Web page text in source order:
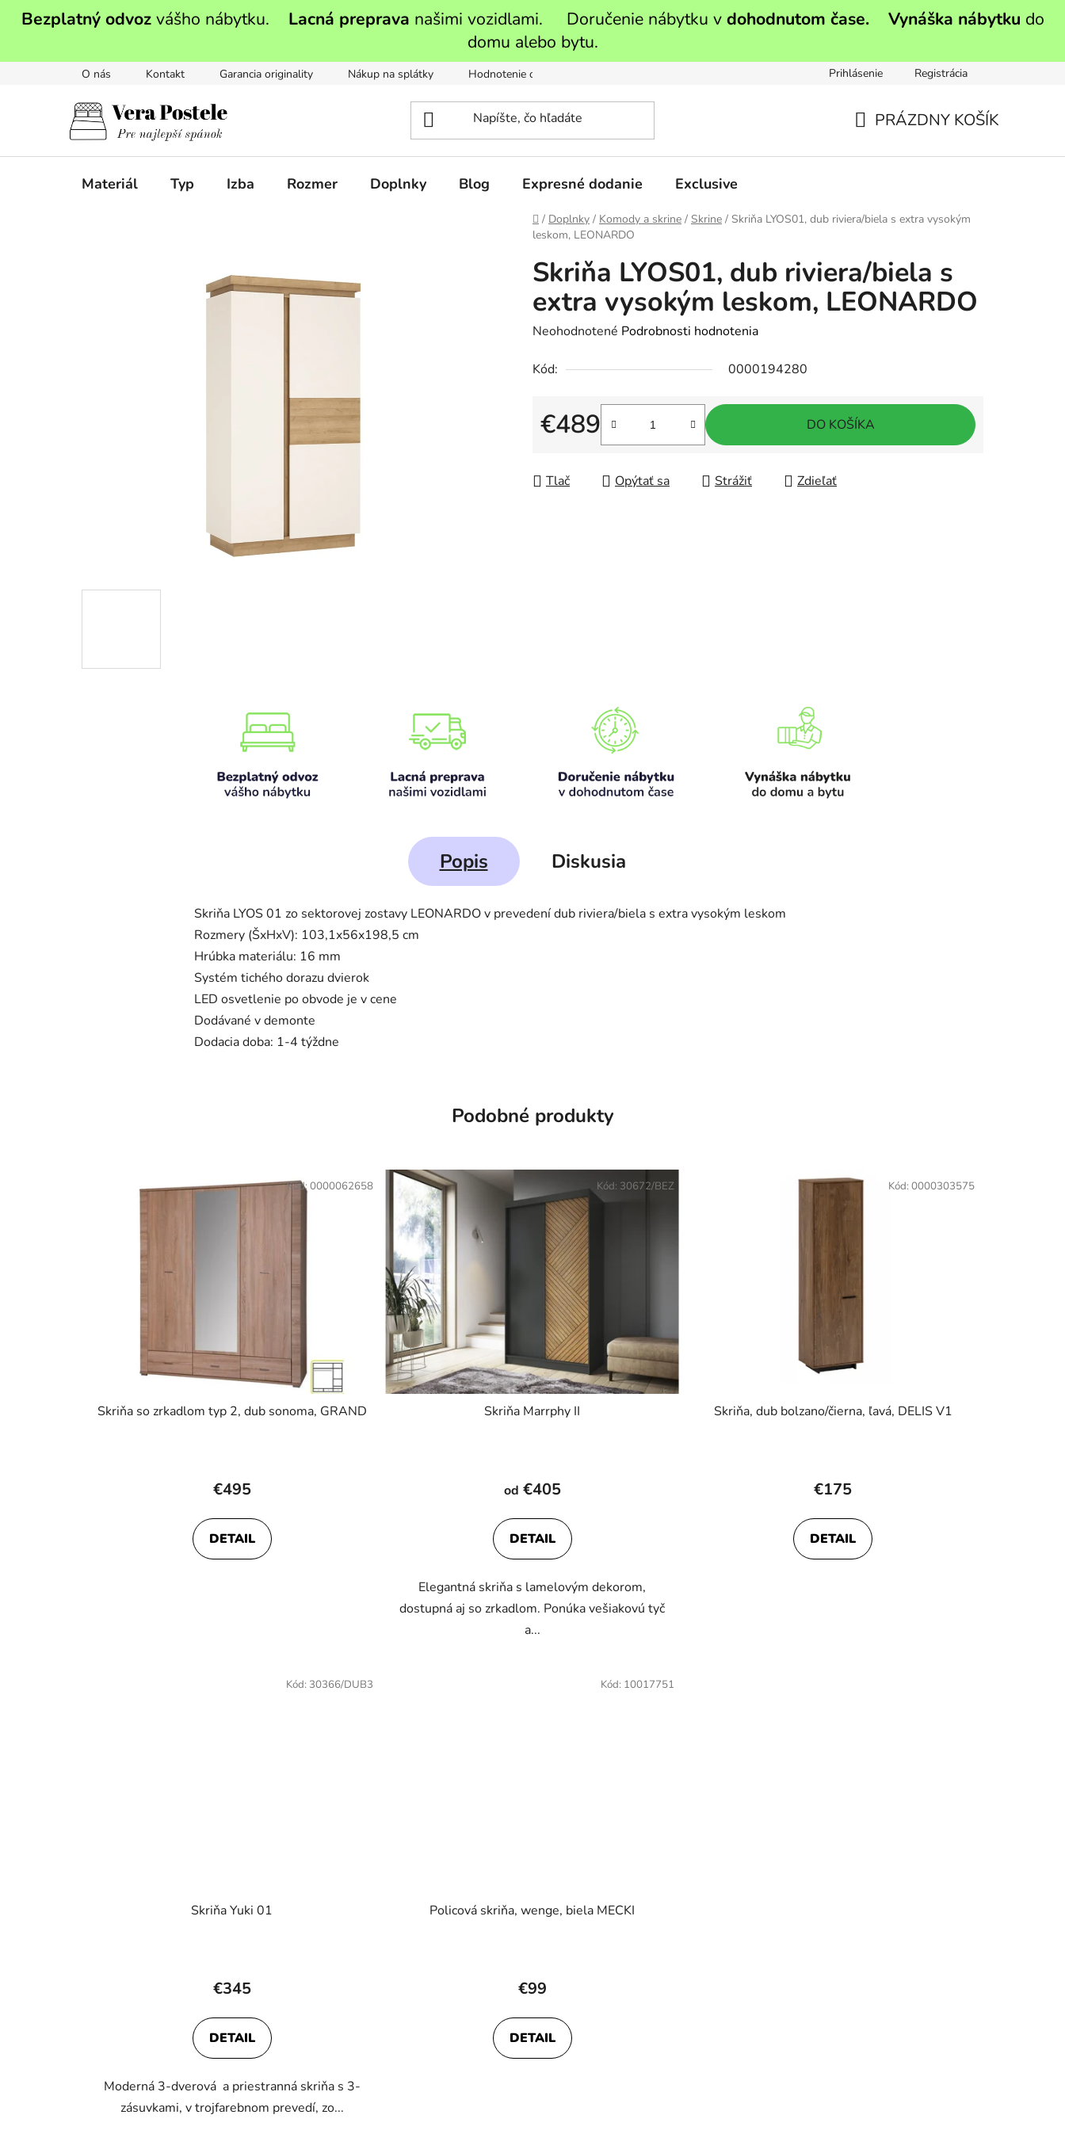
Bezplatný odvozvášho nábytku. Lacná preprava našimi vozidlami. Doručenie nábytku v dohodnutom čase. Vynáška nábytku do
domu alebo bytu.
O nás Kontakt Garancia originality Nákup na splátky Hodnotenie obchodu Prihlásenie Registrácia
PRÁZDNY KOŠÍK
Materiál Typ Izba Rozmer Doplnky Blog Expresné dodanie Exclusive
Domov
/ Doplnky / Komody a skrine / Skrine / Skriňa LYOS01, dub riviera/biela s extra vysokým
leskom, LEONARDO
Skriňa LYOS01, dub riviera/biela s
extra vysokým leskom, LEONARDO
Priemerné
produktu
0,0
hviezdičiek.
Neohodnotené Podrobnosti hodnotenia
Kód: 0000194280
€489
Jednotková cena:
DO KOŠÍKA
Tlač Opýtať sa Strážiť Zdieľať
Popis Diskusia
Skriňa LYOS 01 zo sektorovej zostavy LEONARDO v prevedení dub riviera/biela s extra vysokým leskom
Rozmery (ŠxHxV): 103,1x56x198,5 cm
Hrúbka materiálu: 16 mm
Systém tichého dorazu dvierok
LED osvetlenie po obvode je v cene
Dodávané v demonte
Dodacia doba: 1-4 týždne
Podobné produkty
Skriňa so zrkadlom typ 2, dub sonoma, GRAND
€495
DETAIL
Kód:0000062658
Skriňa Marrphy II
od €405
DETAIL
Elegantná skriňa s lamelovým dekorom,
dostupná aj so zrkadlom. Ponúka vešiakovú tyč
a...
Kód: 30672/BEZ
Skriňa, dub bolzano/čierna, ľavá, DELIS V1
€175
DETAIL
Kód: 0000303575
Skriňa Yuki 01
€345
DETAIL
Moderná 3-dverová a priestranná skriňa s 3-
zásuvkami, v trojfarebnom prevedí, zo...
Kód: 30366/DUB3
Policová skriňa, wenge, biela MECKI
€99
DETAIL
Kód: 10017751